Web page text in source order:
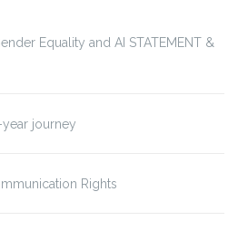
Equality and AI STATEMENT &
journey
Rights